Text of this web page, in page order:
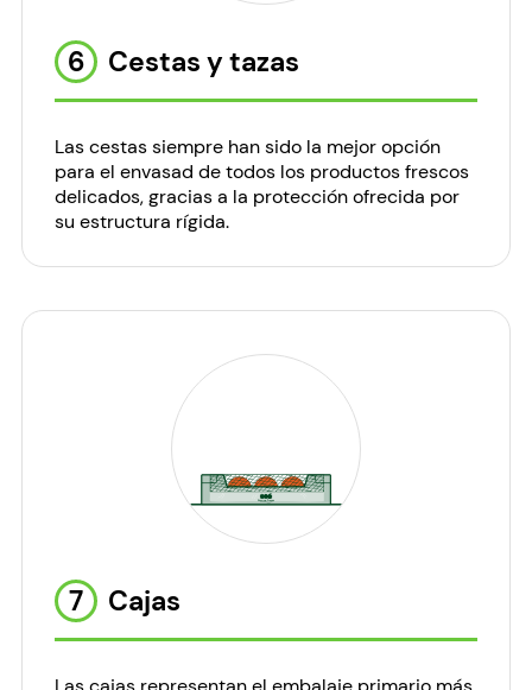
6 Cestas y tazas
Las cestas siempre han sido la mejor opción
para el envasad de todos los productos frescos
delicados, gracias a la protección ofrecida por
su estructura rígida.
7 Cajas